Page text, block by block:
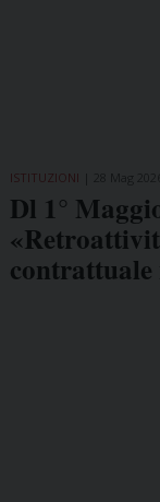
ISTITUZIONI
Dl 1°